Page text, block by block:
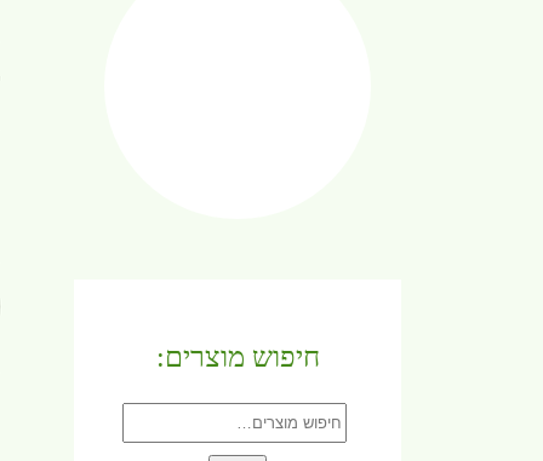
חיפוש מוצרים:
חיפוש
עבור: